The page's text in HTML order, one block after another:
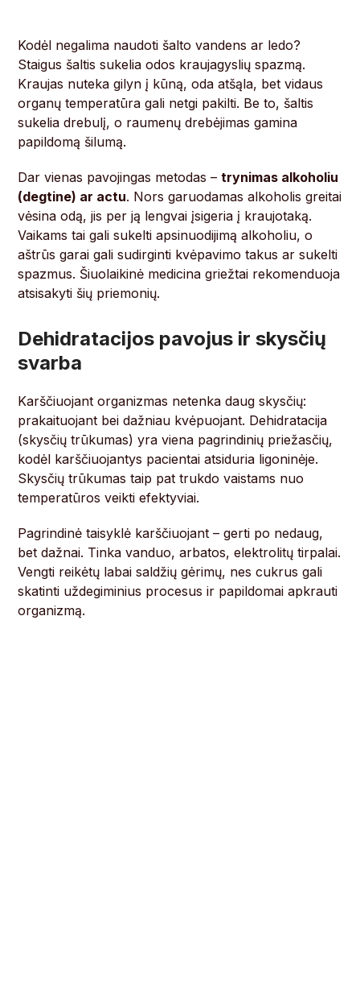
Kodėl negalima naudoti šalto vandens ar ledo?
Staigus šaltis sukelia odos kraujagyslių spazmą.
Kraujas nuteka gilyn į kūną, oda atšąla, bet vidaus
organų temperatūra gali netgi pakilti. Be to, šaltis
sukelia drebulį, o raumenų drebėjimas gamina
papildomą šilumą.
Dar vienas pavojingas metodas –trynimas alkoholiu
(degtine) ar actu. Nors garuodamas alkoholis greitai
vėsina odą, jis per ją lengvai įsigeria į kraujotaką.
Vaikams tai gali sukelti apsinuodijimą alkoholiu, o
aštrūs garai gali sudirginti kvėpavimo takus ar sukelti
spazmus. Šiuolaikinė medicina griežtai rekomenduoja
atsisakyti šių priemonių.
Dehidratacijos pavojus ir skysčių
svarba
Karščiuojant organizmas netenka daug skysčių:
prakaituojant bei dažniau kvėpuojant. Dehidratacija
(skysčių trūkumas) yra viena pagrindinių priežasčių,
kodėl karščiuojantys pacientai atsiduria ligoninėje.
Skysčių trūkumas taip pat trukdo vaistams nuo
temperatūros veikti efektyviai.
Pagrindinė taisyklė karščiuojant – gerti po nedaug,
bet dažnai. Tinka vanduo, arbatos, elektrolitų tirpalai.
Vengti reikėtų labai saldžių gėrimų, nes cukrus gali
skatinti uždegiminius procesus ir papildomai apkrauti
organizmą.